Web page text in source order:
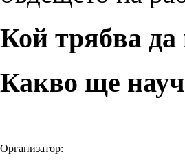
Кой трябва да
Какво ще
Организатор: